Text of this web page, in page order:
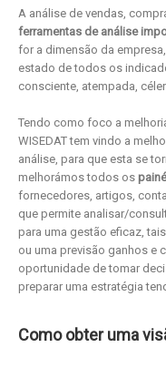
A análise de vendas,
ferramentas de análise
for a dimensão da
estado de todos os
consciente, atempada,
Tendo como foco a
WISEDAT tem vindo a
análise, para que esta se
melhorámos todos os
fornecedores, artigos,
que permite analisar/
para uma gestão eficaz,
ou uma previsão ganhos e
oportunidade de tomar
preparar uma estratégia
Como obter uma